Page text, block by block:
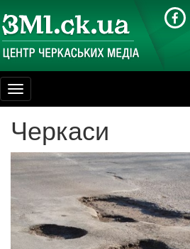
Toggle
navigation
Черкаси